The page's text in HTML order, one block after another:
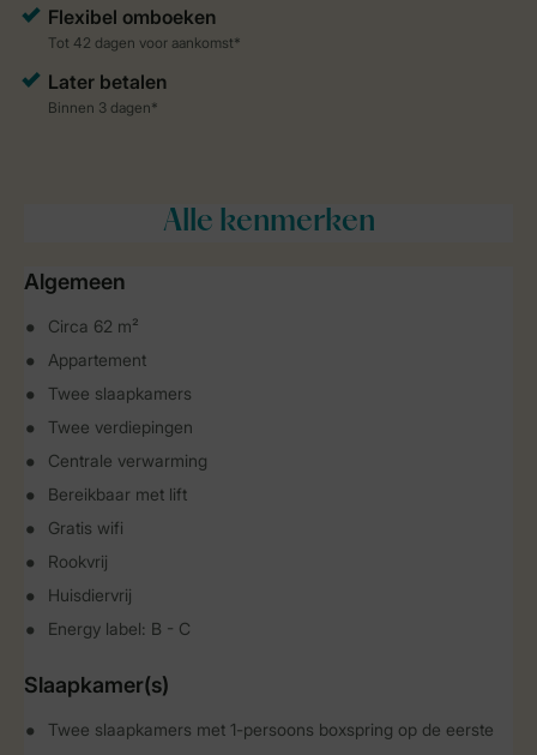
Alle kenmerken
Algemeen
Circa 62 m²
Appartement
Twee slaapkamers
Twee verdiepingen
Centrale verwarming
Bereikbaar met lift
Gratis wifi
Rookvrij
Huisdiervrij
Energy label: B - C
Slaapkamer(s)
Twee slaapkamers met 1-persoons boxspring op de eerste